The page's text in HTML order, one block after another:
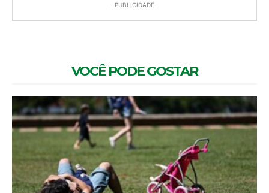
- PUBLICIDADE -
VOCÊ PODE GOSTAR